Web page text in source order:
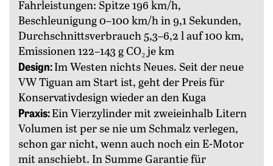
Fahrleistungen: Spitze 196 km/h,
Beschleunigung 0–100 km/h in 9,1 Sekunden,
Durchschnittsverbrauch 5,3–6,2 l auf 100 km,
Emissionen 122–143 g CO₂ je km
Design:Im Westen nichts Neues. Seit der neue
VW Tiguan am Start ist, geht der Preis für
Konservativdesign wieder an den Kuga
Praxis:Ein Vierzylinder mit zweieinhalb Litern
Volumen ist per se nie um Schmalz verlegen,
schon gar nicht, wenn auch noch ein E-Motor
mit anschiebt. In Summe Garantie für